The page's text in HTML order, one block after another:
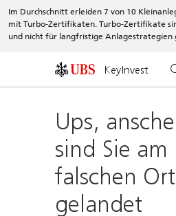
Im Durchschnitt erleiden 7 von 10
mit Turbo-Zertifikaten. Turbo-Zertifikate
und nicht für langfristige Anlagestrategien
KeyInvest
Ups,
sind Sie am
falschen Ort
gelandet